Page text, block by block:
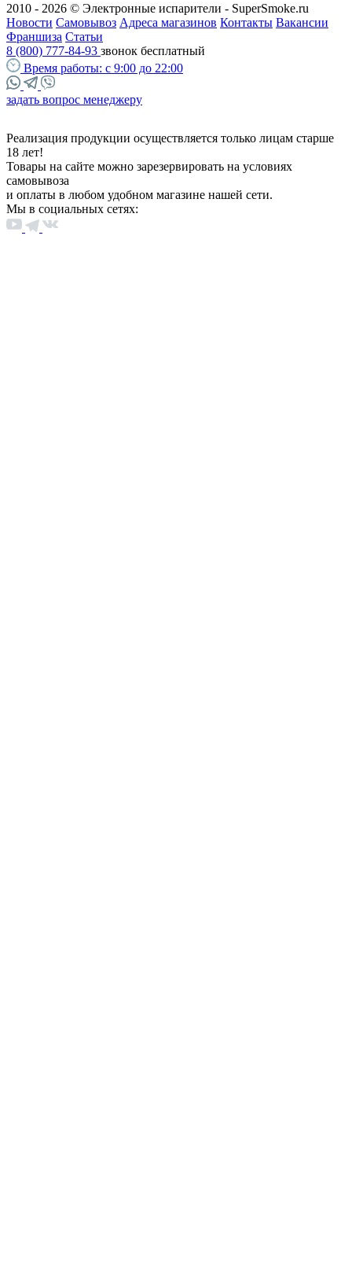
2010 - 2026 © Электронные испарители - SuperSmoke.ru
Новости Самовывоз Адреса магазинов Контакты Вакансии
Франшиза Статьи
8 (800) 777-84-93 звонок бесплатный
Время работы: с 9:00 до 22:00
задать вопрос менеджеру
Реализация продукции осуществляется только лицам старше
18 лет!
Товары на сайте можно зарезервировать на условиях
самовывоза
и оплаты в любом удобном магазине нашей сети.
Мы в социальных сетях: